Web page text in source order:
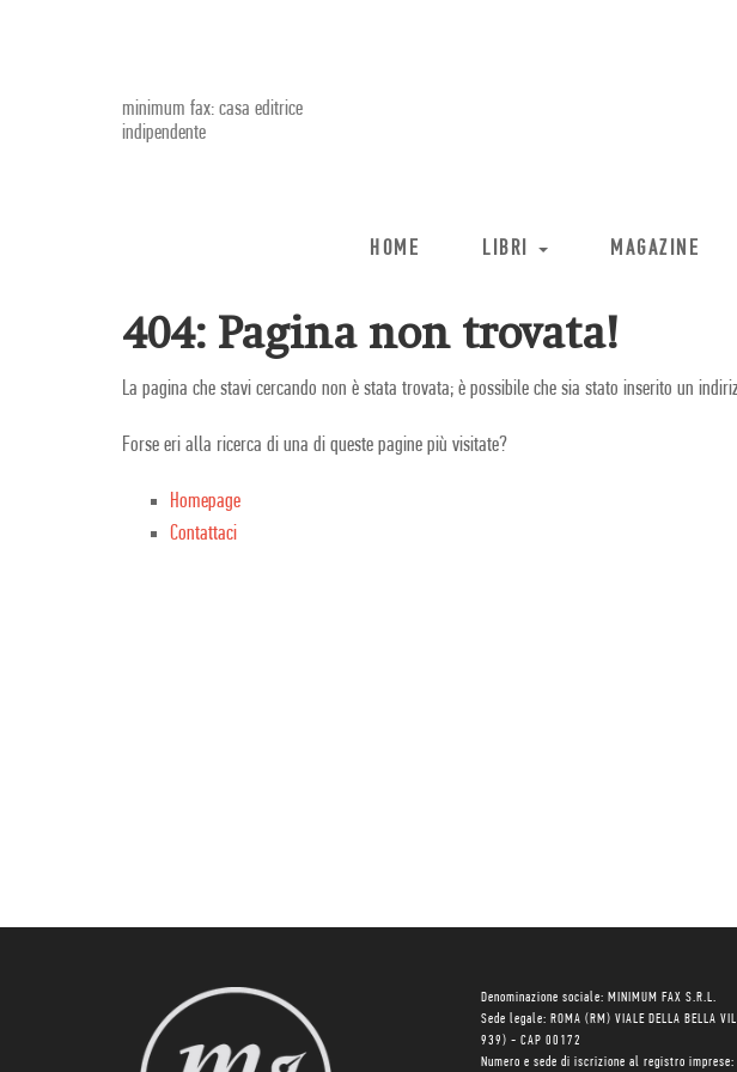
minimum fax: casa editrice
indipendente
HOME LIBRI MAGAZINE
404: Pagina non trovata!
La pagina che stavi cercando non è stata trovata; è possibile che sia stato inserito un
Forse eri alla ricerca di una di queste pagine più visitate?
Homepage
Contattaci
Denominazione sociale: MINIMUM FAX S.R.L.
Sede legale: ROMA (RM) VIALE DELLA BELLA
939) - CAP 00172
Numero e sede di iscrizione al registro